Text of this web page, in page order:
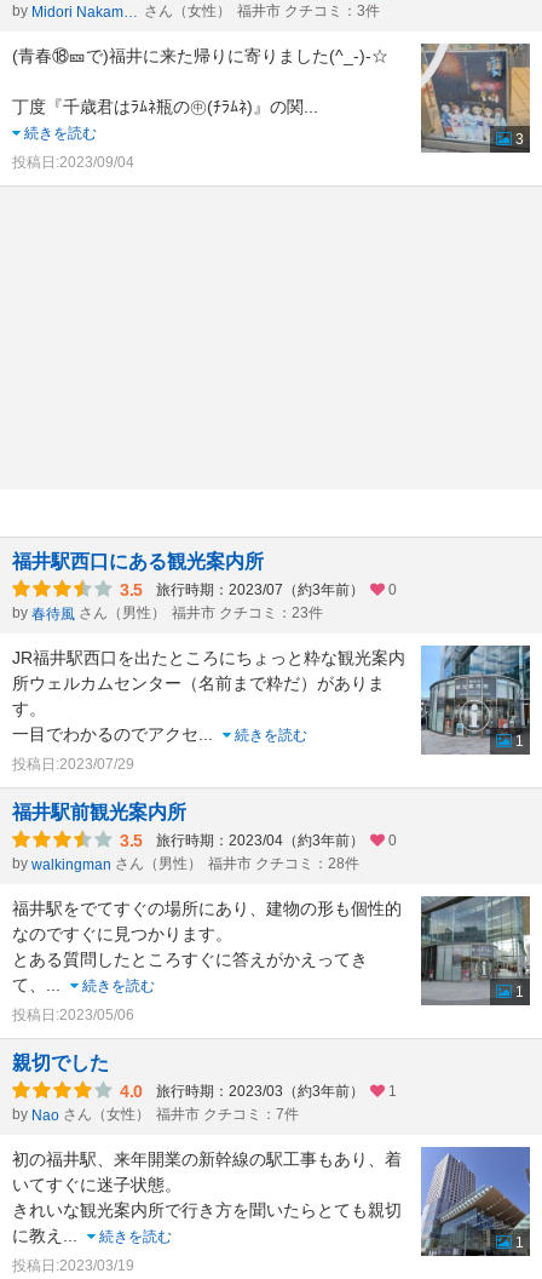
by
Midori Nakamura さん（女性） 福井市 クチコミ：3件
(青春⑱🎫で)福井に来た帰りに寄りました(^_-)-☆
丁度『千歳君はﾗﾑﾈ瓶の㊥(ﾁﾗﾑﾈ)』の関
続きを読む
投稿日:2023/09/04
3
福井駅西口にある観光案内所
3.5 旅行時期：2023/07（約3年前）
0
by 春待風 さん（男性） 福井市 クチコミ：23件
JR福井駅西口を出たところにちょっと粋な観光案内
所ウェルカムセンター（名前まで粋だ）がありま
す。
一目でわかるのでアクセ
続きを読む
投稿日:2023/07/29
1
福井駅前観光案内所
3.5 旅行時期：2023/04（約3年前）
0
by walkingman さん（男性） 福井市 クチコミ：28件
福井駅をでてすぐの場所にあり、建物の形も個性的
なのですぐに見つかります。
とある質問したところすぐに答えがかえってき
て、
続きを読む
投稿日:2023/05/06
1
親切でした
4.0 旅行時期：2023/03（約3年前）
1
by Nao さん（女性） 福井市 クチコミ：7件
初の福井駅、来年開業の新幹線の駅工事もあり、着
いてすぐに迷子状態。
きれいな観光案内所で行き方を聞いたらとても親切
に教え
続きを読む
投稿日:2023/03/19
1